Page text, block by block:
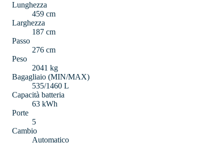
Lunghezza
459 cm
Larghezza
187 cm
Passo
276 cm
Peso
2041 kg
Bagagliaio (MIN/MAX)
535/1460 L
Capacità batteria
63 kWh
Porte
5
Cambio
Automatico